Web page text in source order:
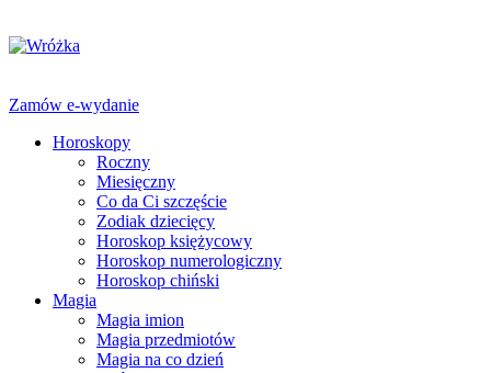
Zamów e-wydanie
Horoskopy
Roczny
Miesięczny
Co da Ci szczęście
Zodiak dziecięcy
Horoskop księżycowy
Horoskop numerologiczny
Horoskop chiński
Magia
Magia imion
Magia przedmiotów
Magia na co dzień